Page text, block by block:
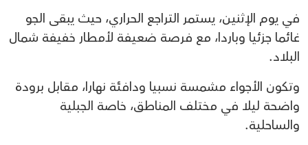
في يوم الإثنين، يستمر التراجع الحراري، حيث يبقى الجو
غائما جزئيا وباردا، مع فرصة ضعيفة لأمطار خفيفة شمال
البلاد.
وتكون الأجواء مشمسة نسبيا ودافئة نهارا، مقابل برودة
واضحة ليلا في مختلف المناطق، خاصة الجبلية
والساحلية.